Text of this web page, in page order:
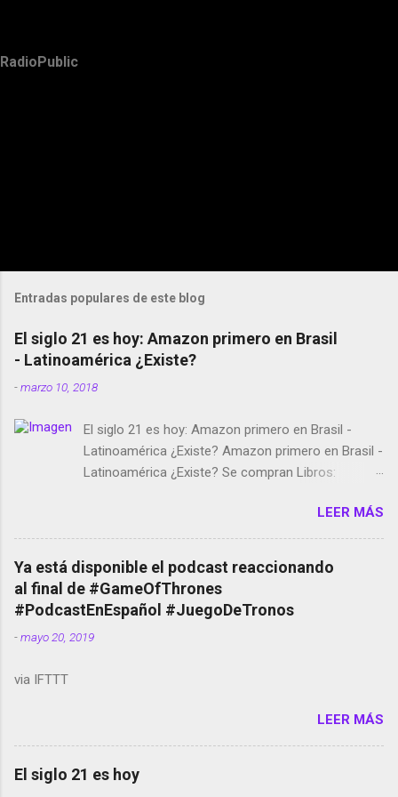
RadioPublic
Entradas populares de este blog
El siglo 21 es hoy: Amazon primero en Brasil
- Latinoamérica ¿Existe?
-marzo 10, 2018
El siglo 21 es hoy: Amazon primero en Brasil -
Latinoamérica ¿Existe? Amazon primero en Brasil -
Latinoamérica ¿Existe? Se compran Libros:
temporada de Black Mirror Twitter deja de verificar
cuentas Responden los fotógrafos Brian May y el
copyright en Instagram Música y vídeo selfies en la
red social Riddley Scott saca a Kevin Spacey de su
película Francisco regaña a los que usan el
smartphone en sus misas La serie de la Tierra
Media GoBee - StartUp de bicicletas de alquiler
Live Photos en Google Photos Llegando Partimos
Dictados en Android El tamaño y su importancia...
LEER MÁS
Ya está disponible el podcast reaccionando
al final de #GameOfThrones
#PodcastEnEspañol #JuegoDeTronos
-mayo 20, 2019
via IFTTT
LEER MÁS
El siglo 21 es hoy